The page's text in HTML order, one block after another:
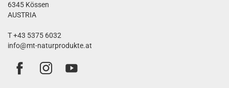
6345 Kössen
AUSTRIA
T +43 5375 6032
info@mt-naturprodukte.at